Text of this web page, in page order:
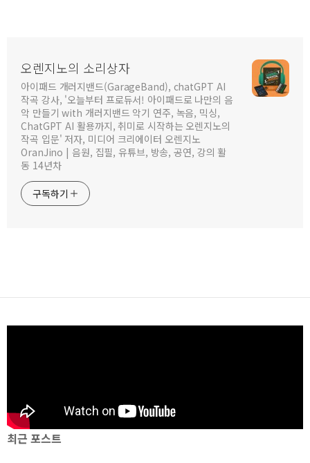
오렌지노의 소리상자
아이패드 개러지밴드(GarageBand), chatGPT AI
작곡 강사, '오늘부터 프로듀서! 아이패드로 나만의 음
악 만들기 with 개러지밴드 악기 연주, 녹음, 믹싱,
ChatGPT AI 활용까지, 취미로 시작하는 오렌지노의
작곡 입문' 저자, 미디어 크리에이터 오렌지노
OranJino | 음원, 집필, 유튜브, 방송, 공연, 강의 활
동 14년차
구독하기
최근 포스트